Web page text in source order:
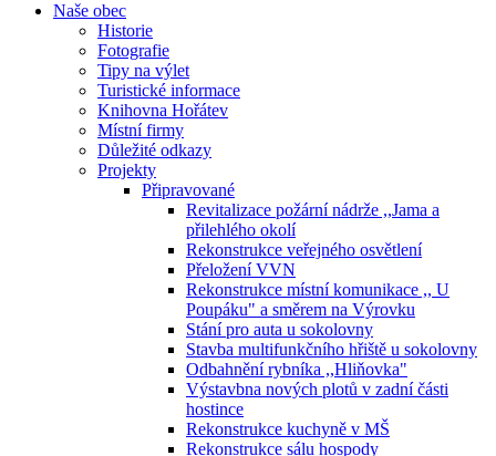
Naše obec
Historie
Fotografie
Tipy na výlet
Turistické informace
Knihovna Hořátev
Místní firmy
Důležité odkazy
Projekty
Připravované
Revitalizace požární nádrže ,,Jama a
přilehlého okolí
Rekonstrukce veřejného osvětlení
Přeložení VVN
Rekonstrukce místní komunikace ,, U
Poupáku" a směrem na Výrovku
Stání pro auta u sokolovny
Stavba multifunkčního hřiště u sokolovny
Odbahnění rybníka ,,Hliňovka"
Výstavbna nových plotů v zadní části
hostince
Rekonstrukce kuchyně v MŠ
Rekonstrukce sálu hospody